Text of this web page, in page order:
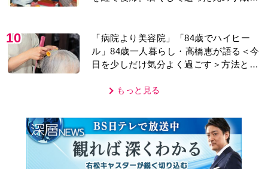
10
日を少しだけ気分よく過ごす＞方法と
は…
もっと見る
MOVIE